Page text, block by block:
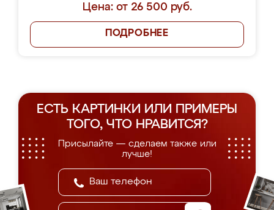
Цена: от 26 500 руб.
ПОДРОБНЕЕ
ЕСТЬ КАРТИНКИ ИЛИ ПРИМЕРЫ
ТОГО, ЧТО НРАВИТСЯ?
Присылайте — сделаем также или
лучше!